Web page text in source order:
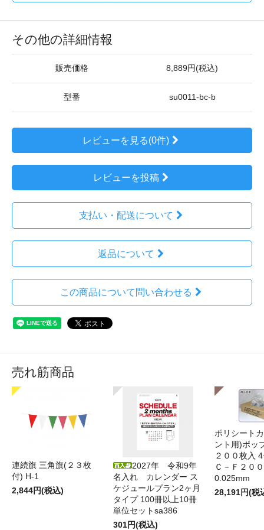
その他の詳細情報
販売価格 8,889円(税込)
型番 su0011-bc-b
レビューを見る(0件)
レビューを投稿
支払い・配送について
返品について
この商品について問い合わせる
売れ筋商品
連続旗 三角旗(２３枚
付) H-1
2,844円(税込)
2027年 令和9年
名入れ カレンダー ス
ケジュールプラン2ヶ月
タイプ 100冊以上10冊
単位セットsa386
301円(税込)
ポリシート
ント用)ポッ
２００枚入
Ｃ－Ｆ２０
0.025mm
28,191円(税